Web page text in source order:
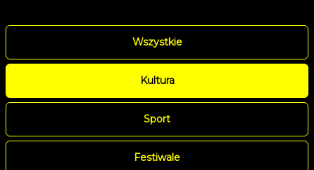
Wszystkie
Kultura
Sport
Festiwale